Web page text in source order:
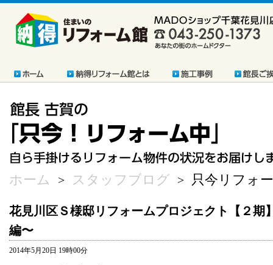
ホーム > スタッフブログ > 只今リフォ
花見川区Ｓ様邸リフォームプロジェクト【２
編〜
2014年5月20日 19時00分